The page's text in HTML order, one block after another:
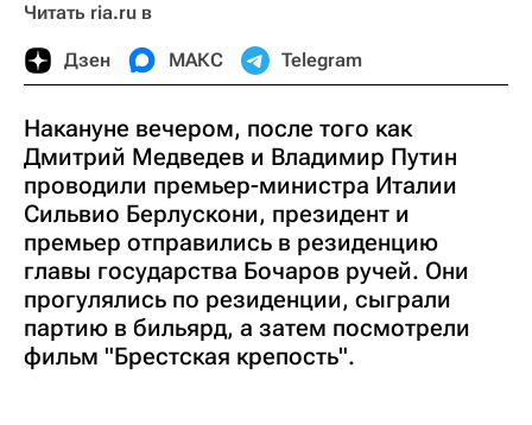
Читать ria.ru в
Дзен МАКС Telegram
Накануне вечером, после того как
Дмитрий Медведев и Владимир Путин
проводили премьер-министра Италии
Сильвио Берлускони, президент и
премьер отправились в резиденцию
главы государства Бочаров ручей. Они
прогулялись по резиденции, сыграли
партию в бильярд, а затем посмотрели
фильм "Брестская крепость".